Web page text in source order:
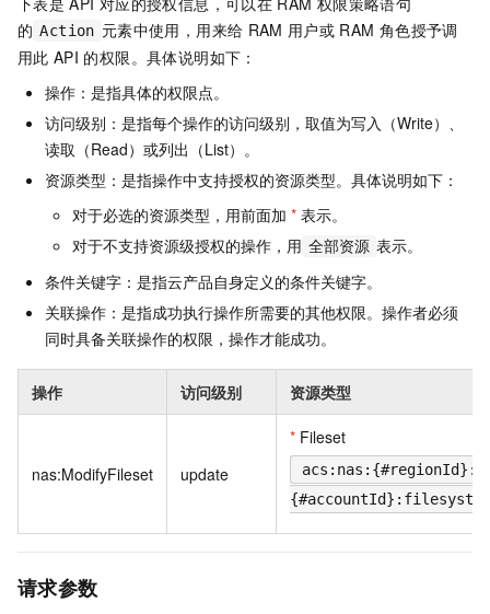
的 Action 元素中使用，用来给 RAM 用户或 RAM 角色授予调
用此 API 的权限。具体说明如下：
操作：是指具体的权限点。
访问级别：是指每个操作的访问级别，取值为写入（Write）、
读取（Read）或列出（List）。
资源类型：是指操作中支持授权的资源类型。具体说明如下：
对于必选的资源类型，用前面加 * 表示。
对于不支持资源级授权的操作，用 全部资源 表示。
条件关键字：是指云产品自身定义的条件关键字。
关联操作：是指成功执行操作所需要的其他权限。操作者必须
同时具备关联操作的权限，操作才能成功。
操作 访问级别 资源类型
nas:ModifyFileset update
* Fileset
acs:nas:{#regionId}:
请求参数